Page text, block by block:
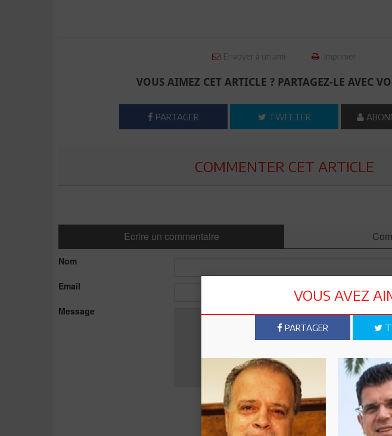
Envoyer à un ami Imprimer
VOUS AIMEZ CET ARTICLE ? PARTAGEZ-LE AVEC
PARTAGER TWEETER
COMMENTER CET ARTICLE
Ecrire un commentaire
Nom
Email
Message
VOUS AVEZ
PARTAGER